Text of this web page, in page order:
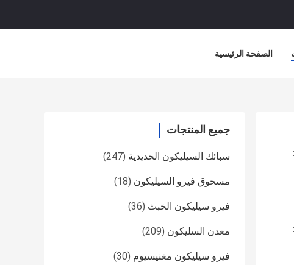
الصفحة الرئيسية
جميع المنتجات
سبائك السيليكون الحديدية (247)
مسحوق فيرو السيليكون (18)
فيرو سيليكون الخبث (36)
معدن السليكون (209)
فيرو سيليكون مغنيسيوم (30)